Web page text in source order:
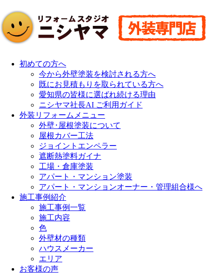
初めての方へ
今から外壁塗装を検討される方へ
既にお見積もりを取られている方へ
愛知県の皆様に選ばれ続ける理由
ニシヤマ社長AI ご利用ガイド
外装リフォームメニュー
外壁･屋根塗装について
屋根カバー工法
ジョイントエンペラー
遮断熱塗料ガイナ
工場・倉庫塗装
アパート・マンション塗装
アパート・マンションオーナー・管理組合様へ
施工事例紹介
施工事例一覧
施工内容
色
外壁材の種類
ハウスメーカー
エリア
お客様の声